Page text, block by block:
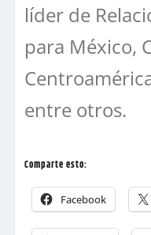
líder de
para México,
entre otros.
Comparte esto:
Facebook